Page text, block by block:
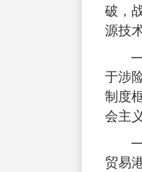
破，
源技
于涉
制度
会主
贸易